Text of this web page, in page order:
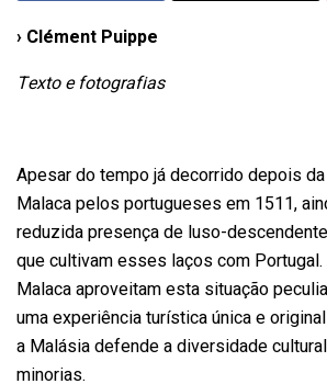
› Clément Puippe
Texto e fotografias
Apesar do tempo já decorrido depois
Malaca pelos portugueses em 1511,
reduzida presença de luso-
que cultivam esses laços com
Malaca aproveitam esta situação
uma experiência turística única e
a Malásia defende a diversidade
minorias.